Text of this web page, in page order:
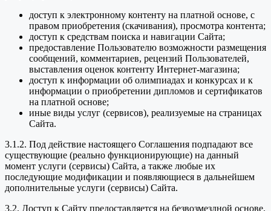
доступ к электронному контенту на платной основе, с
правом приобретения (скачивания), просмотра контента;
доступ к средствам поиска и навигации Сайта;
предоставление Пользователю возможности размещения
сообщений, комментариев, рецензий Пользователей,
выставления оценок контенту Интернет-магазина;
доступ к информации об олимпиадах и конкурсах и к
информации о приобретении дипломов и сертификатов
на платной основе;
иные виды услуг (сервисов), реализуемые на страницах
Сайта.
3.1.2. Под действие настоящего Соглашения подпадают все
существующие (реально функционирующие) на данный
момент услуги (сервисы) Сайта, а также любые их
последующие модификации и появляющиеся в дальнейшем
дополнительные услуги (сервисы) Сайта.
3.2. Доступ к Сайту предоставляется на безвозмездной основе.